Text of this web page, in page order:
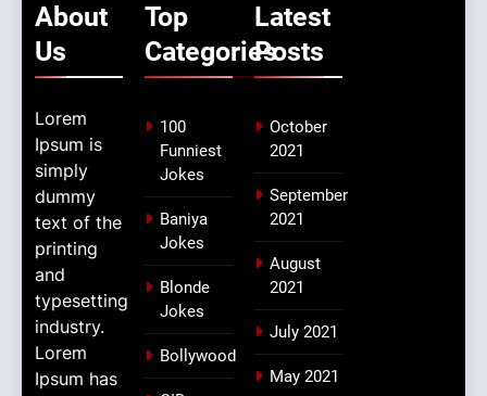
About
Us
Lorem
Ipsum is
simply
dummy
text of the
printing
and
typesetting
industry.
Lorem
Ipsum has
Top
Categories
100
Funniest
Jokes
Baniya
Jokes
Blonde
Jokes
Bollywood
Latest
Posts
October
2021
September
2021
August
2021
July 2021
May 2021